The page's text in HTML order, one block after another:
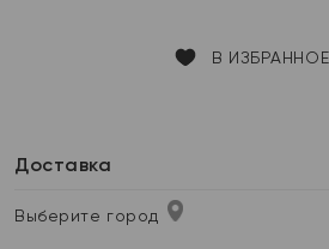
В ИЗБРАННОЕ
Доставка
Выберите город